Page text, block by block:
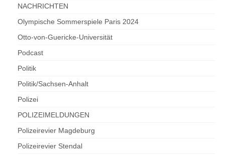
NACHRICHTEN
Olympische Sommerspiele Paris 2024
Otto-von-Guericke-Universität
Podcast
Politik
Politik/Sachsen-Anhalt
Polizei
POLIZEIMELDUNGEN
Polizeirevier Magdeburg
Polizeirevier Stendal